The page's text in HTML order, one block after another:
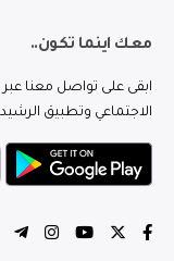
معك اينما تكون..
ابقى على تواصل معنا
الاجتماعي وتطبيق